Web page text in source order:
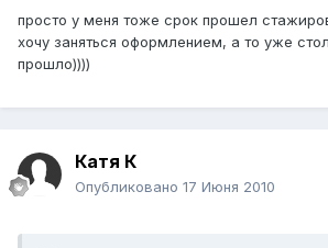
просто у меня тоже срок прошел
хочу заняться оформлением, а то уже
прошло))))
Катя К
Опубликовано 17 Июня 2010